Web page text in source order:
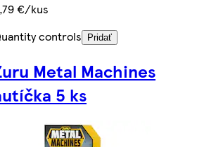
€/kus
controls
Pridať
Metal Machines
5 ks